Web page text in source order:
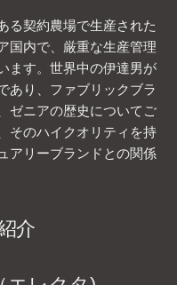
る契約農場で生産された
国内で、厳重な生産管理
ます。世界中の伊達男が
あり、ファブリックブラ
ゼニアの歴史についてご
そのハイクオリティを持
アリーブランドとの関係
介